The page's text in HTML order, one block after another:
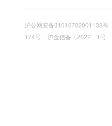
沪公网安备31010702001133号
174号
沪金信备〔2022〕1号